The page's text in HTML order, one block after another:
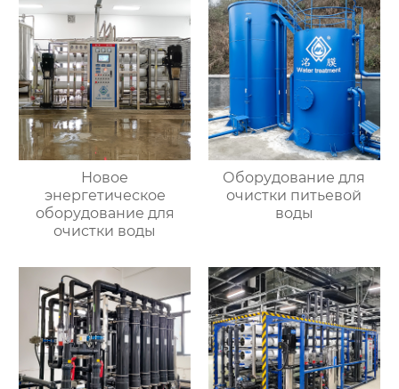
Новое
энергетическое
оборудование для
очистки воды
Оборудование для
очистки питьевой
воды